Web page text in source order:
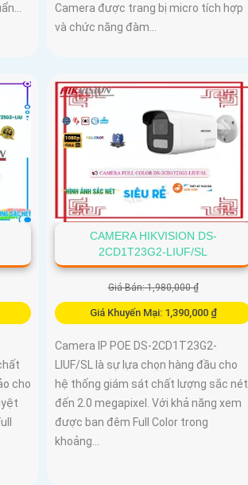
Camera được trang bị micro tích hợp
và chức năng đàm...
cho
CAMERA HIKVISION DS-
2CD1T23G2-LIUF/SL
Giá Bán: 1,980,000 ₫
Giá Khuyến Mại: 1,390,000 ₫
Camera IP POE DS-2CD1T23G2-
LIUF/SL là sự lựa chọn hàng đầu cho
hệ thống giám sát chất lượng sắc nét
đến 2.0 megapixel. Với khả năng xem
được ban đêm Full Color trong
khoảng...